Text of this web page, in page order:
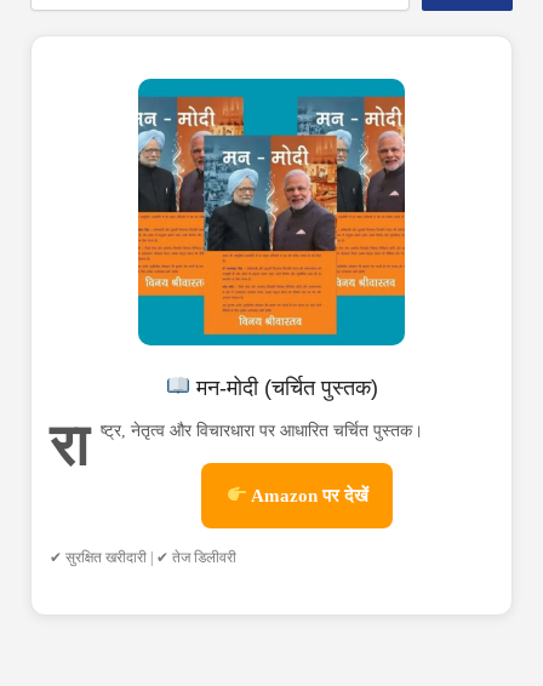
मन-मोदी (चर्चित पुस्तक)
रा ष्ट्र, नेतृत्व और विचारधारा पर आधारित चर्चित पुस्तक।
Amazon पर देखें
✔ सुरक्षित खरीदारी | ✔ तेज डिलीवरी